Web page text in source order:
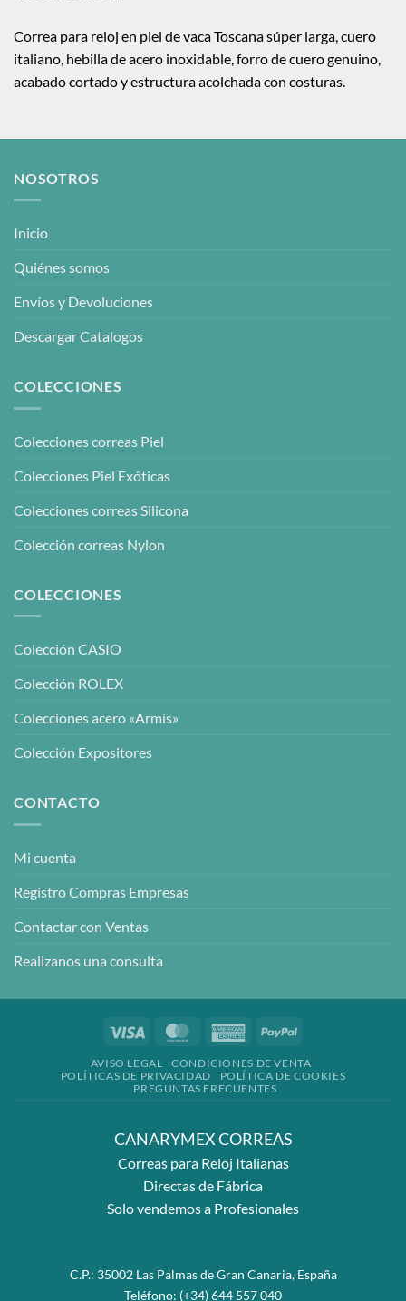
Correa para reloj en piel de vaca Toscana súper larga, cuero
italiano, hebilla de acero inoxidable, forro de cuero genuino,
acabado cortado y estructura acolchada con costuras.
NOSOTROS
Inicio
Quiénes somos
Envíos y Devoluciones
Descargar Catalogos
COLECCIONES
Colecciones correas Piel
Colecciones Piel Exóticas
Colecciones correas Silicona
Colección correas Nylon
COLECCIONES
Colección CASIO
Colección ROLEX
Colecciones acero «Armis»
Colección Expositores
CONTACTO
Mi cuenta
Registro Compras Empresas
Contactar con Ventas
Realizanos una consulta
Visa MasterCardAmericanPayPal
AVISO LEGAL
CONDICIONES DE VENTA
POLÍTICAS DE PRIVACIDAD
POLÍTICA DE COOKIES
PREGUNTAS FRECUENTES
CANARYMEX CORREAS
Correas para Reloj Italianas
Directas de Fábrica
Solo vendemos a Profesionales
C.P.: 35002 Las Palmas de Gran Canaria, España
Teléfono: (+34) 644 557 040